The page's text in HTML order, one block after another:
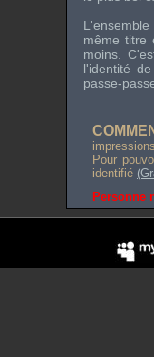
même titre
moins.
l'identité de
passe-
Pour
identifié
Personne